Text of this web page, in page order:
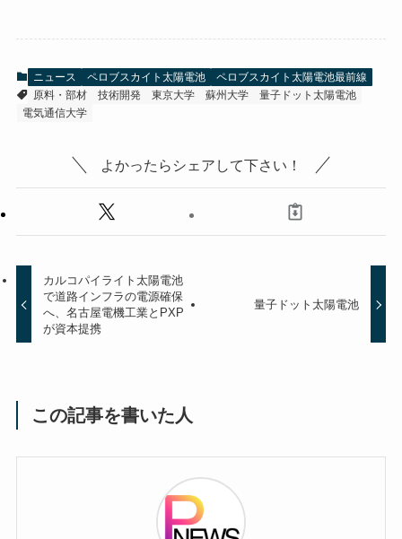
ニュース ペロブスカイト太陽電池
ペロブスカイト太陽電池最前線
原料・部材
技術開発 東京大学 蘇州大学
量子ドット太陽電池
電気通信大学
よかったらシェアして下さい！
カルコパイライト太陽電池
で道路インフラの電源確保
へ、名古屋電機工業とPXP
が資本提携
量子ドット太陽電池
この記事を書いた人